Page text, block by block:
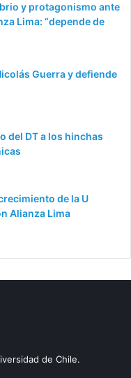
y protagonismo ante
Lima: “depende de
Guerra y defiende
del DT a los hinchas
de la U
Alianza Lima
de Chile.